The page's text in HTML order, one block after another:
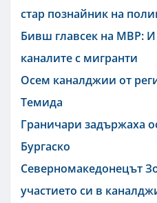
стар познайник на
Бивш главсек на МВР:
каналите с мигранти
Осем каналджии от
Темида
Граничари задържаха
Бургаско
Северномакедонецът
участието си в